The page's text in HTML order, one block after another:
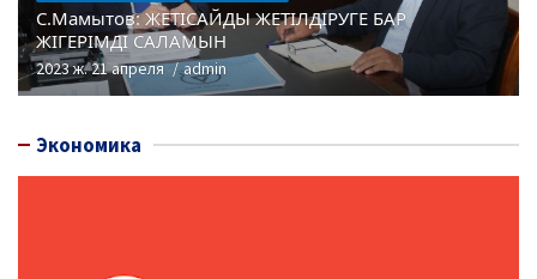
С.Мамытов: ЖЕТІСАЙДЫ ЖЕТІЛДІРУГЕ БАР
ЖІГЕРІМДІ САЛАМЫН
2023 ж. 21 апреля admin
Экономика